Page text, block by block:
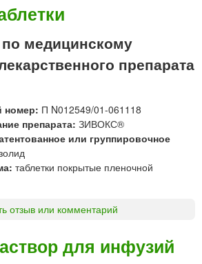
медицинскому
препарата
номер: П N012549/01-061118
препарата: ЗИВОКС®
или группировочное
таблетки покрытые пленочной
отзыв или комментарий
для инфузий